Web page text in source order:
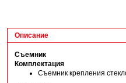
Описание
Съемник
Комплектация
Съемник крепления